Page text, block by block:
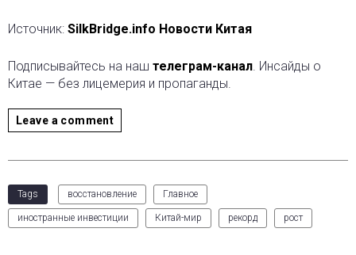
Источник: SilkBridge.info Новости Китая
Подписывайтесь на наш телеграм-канал. Инсайды о
Китае — без лицемерия и пропаганды.
Leave a comment
Tags восстановление Главное
иностранные инвестиции Китай-мир рекорд рост